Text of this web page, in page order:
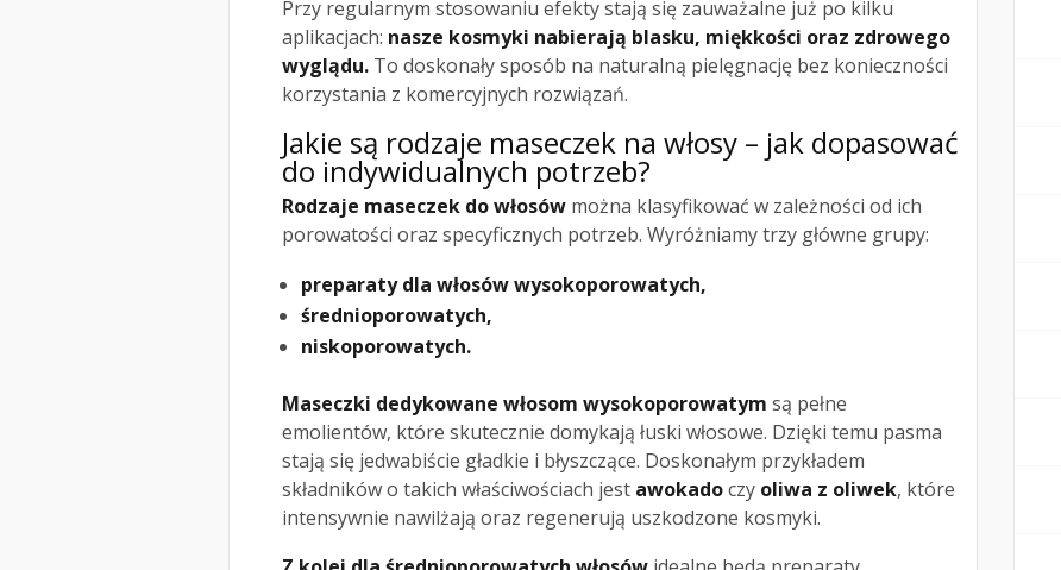
Przy regularnym stosowaniu efekty stają się zauważalne już po kilku
aplikacjach: nasze kosmyki nabierają blasku, miękkości oraz zdrowego
wyglądu. To doskonały sposób na naturalną pielęgnację bez konieczności
korzystania z komercyjnych rozwiązań.
Jakie są rodzaje maseczek na włosy – jak dopasować
do indywidualnych potrzeb?
Rodzaje maseczek do włosów można klasyfikować w zależności od ich
porowatości oraz specyficznych potrzeb. Wyróżniamy trzy główne grupy:
preparaty dla włosów wysokoporowatych,
średnioporowatych,
niskoporowatych.
Maseczki dedykowane włosom wysokoporowatym są pełne
emolientów, które skutecznie domykają łuski włosowe. Dzięki temu pasma
stają się jedwabiście gładkie i błyszczące. Doskonałym przykładem
składników o takich właściwościach jest awokadoczy oliwa z oliwek, które
intensywnie nawilżają oraz regenerują uszkodzone kosmyki.